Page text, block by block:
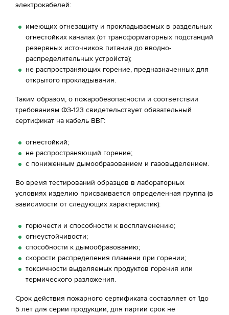
электрокабелей:
имеющих огнезащиту и прокладываемых в раздельных
огнестойких каналах (от трансформаторных подстанций
резервных источников питания до вводно-
распределительных устройств);
не распространяющих горение, предназначенных для
открытого прокладывания.
Таким образом, о пожаробезопасности и соответствии
требованиям ФЗ-123 свидетельствует обязательный
сертификат на кабель ВВГ:
огнестойкий;
не распространяющий горение;
с пониженным дымообразованием и газовыделением.
Во время тестирований образцов в лабораторных
условиях изделию присваивается определенная группа (в
зависимости от следующих характеристик):
горючести и способности к воспламенению;
огнеустойчивости;
способности к дымообразованию;
скорости распределения пламени при горении;
токсичности выделяемых продуктов горения или
термического разложения.
Срок действия пожарного сертификата составляет от 1до
5 лет для серии продукции, для партии срок не